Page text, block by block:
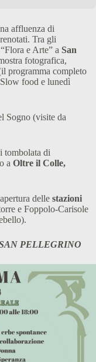
affluenza di
Tra gli
e Arte” a San
fotografica,
programma completo
food e lunedì
Sogno (visite da
tombolata di
a Oltre il Colle,
delle stazioni
e Foppolo-Carisole
PELLEGRINO